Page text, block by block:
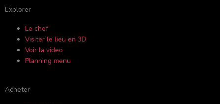
c
e
b
o
u
t
u
t
a
Explorer
Le chef
Visiter le lieu en 3D
Voir la video
Planning menu
Acheter